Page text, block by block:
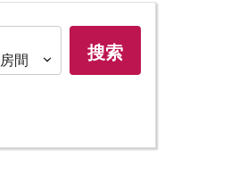
房間 搜索